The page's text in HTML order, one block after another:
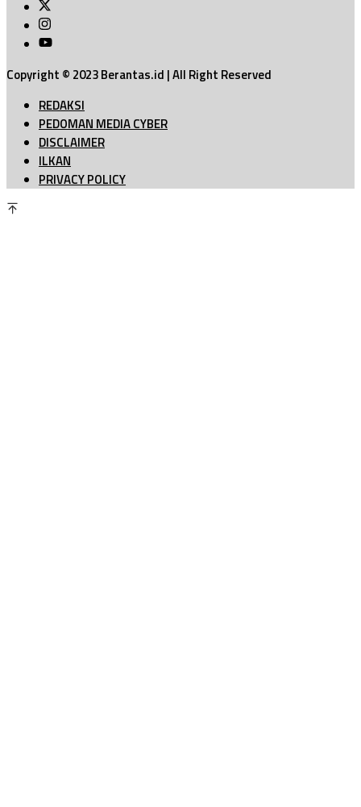
Copyright © 2023 Berantas.id | All Right Reserved
REDAKSI
PEDOMAN MEDIA CYBER
DISCLAIMER
ILKAN
PRIVACY POLICY